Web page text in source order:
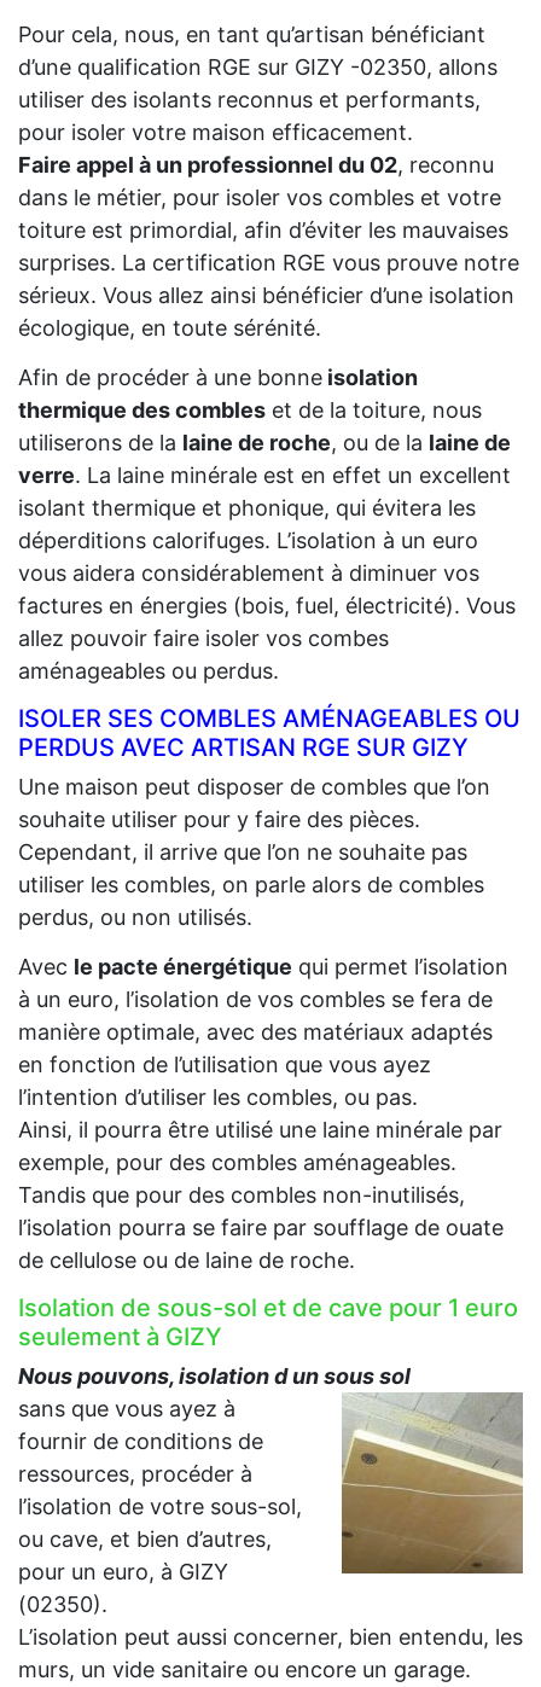
Pour cela, nous, en tant qu’artisan bénéficiant
d’une qualification RGE sur GIZY -02350, allons
utiliser des isolants reconnus et performants,
pour isoler votre maison efficacement.
Faire appel à un professionnel du 02, reconnu
dans le métier, pour isoler vos combles et votre
toiture est primordial, afin d’éviter les mauvaises
surprises. La certification RGE vous prouve notre
sérieux. Vous allez ainsi bénéficier d’une isolation
écologique, en toute sérénité.
Afin de procéder à une bonne isolation
thermique des combles et de la toiture, nous
utiliserons de la laine de roche, ou de la laine de
verre. La laine minérale est en effet un excellent
isolant thermique et phonique, qui évitera les
déperditions calorifuges. L’isolation à un euro
vous aidera considérablement à diminuer vos
factures en énergies (bois, fuel, électricité). Vous
allez pouvoir faire isoler vos combes
aménageables ou perdus.
ISOLER SES COMBLES AMÉNAGEABLES OU
PERDUS AVEC ARTISAN RGE SUR GIZY
Une maison peut disposer de combles que l’on
souhaite utiliser pour y faire des pièces.
Cependant, il arrive que l’on ne souhaite pas
utiliser les combles, on parle alors de combles
perdus, ou non utilisés.
Avec le pacte énergétique qui permet l’isolation
à un euro, l’isolation de vos combles se fera de
manière optimale, avec des matériaux adaptés
en fonction de l’utilisation que vous ayez
l’intention d’utiliser les combles, ou pas.
Ainsi, il pourra être utilisé une laine minérale par
exemple, pour des combles aménageables.
Tandis que pour des combles non-inutilisés,
l’isolation pourra se faire par soufflage de ouate
de cellulose ou de laine de roche.
Isolation de sous-sol et de cave pour 1 euro
seulement à GIZY
Nous pouvons, isolation d un sous sol
sans que vous ayez à
fournir de conditions de
ressources, procéder à
l’isolation de votre sous-sol,
ou cave, et bien d’autres,
pour un euro, à GIZY
(02350).
L’isolation peut aussi concerner, bien entendu, les
murs, un vide sanitaire ou encore un garage.